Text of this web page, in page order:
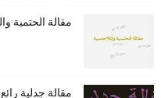
مقالة الحتمية
مقالة جدلية